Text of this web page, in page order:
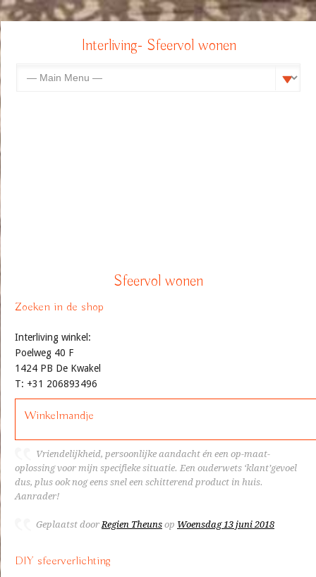
Interliving- Sfeervol wonen
Sfeervol wonen
Zoeken in de shop
Interliving winkel:
Poelweg 40 F
1424 PB De Kwakel
T: +31 206893496
Winkelmandje
Vriendelijkheid, persoonlijke aandacht én een op-maat-
oplossing voor mijn specifieke situatie. Een ouderwets ‘klant’gevoel
dus, plus ook nog eens snel een schitterend product in huis.
Aanrader!
Geplaatst doorRegien Theuns op Woensdag 13 juni 2018
DIY sfeerverlichting